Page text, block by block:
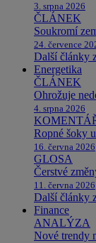
3. srpna 2026
ČLÁNEK
Soukromí
24. července
Další články
Energetika
ČLÁNEK
Ohrožuje
4. srpna 2026
Ropné šoky
16. června 2026
GLOSA
Čerstvé
11. června 2026
Další články
Finance
ANALÝZA
Nové trendy